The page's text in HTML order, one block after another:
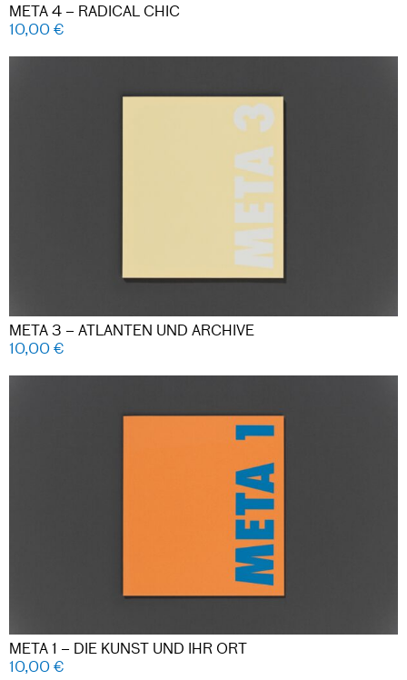
META 4 – RADICAL CHIC
10,00€
META 3 – ATLANTEN UND ARCHIVE
10,00€
META 1 – DIE KUNST UND IHR ORT
10,00€